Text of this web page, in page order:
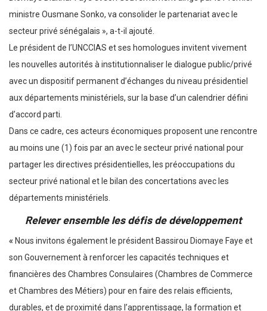
ministre Ousmane Sonko, va consolider le partenariat avec le
secteur privé sénégalais », a-t-il ajouté.
Le président de l’UNCCIAS et ses homologues invitent vivement
les nouvelles autorités à institutionnaliser le dialogue public/privé
avec un dispositif permanent d’échanges du niveau présidentiel
aux départements ministériels, sur la base d’un calendrier défini
d’accord parti.
Dans ce cadre, ces acteurs économiques proposent une rencontre
au moins une (1) fois par an avec le secteur privé national pour
partager les directives présidentielles, les préoccupations du
secteur privé national et le bilan des concertations avec les
départements ministériels.
Relever ensemble les défis de développement
« Nous invitons également le président Bassirou Diomaye Faye et
son Gouvernement à renforcer les capacités techniques et
financières des Chambres Consulaires (Chambres de Commerce
et Chambres des Métiers) pour en faire des relais efficients,
durables, et de proximité dans l’apprentissage, la formation et